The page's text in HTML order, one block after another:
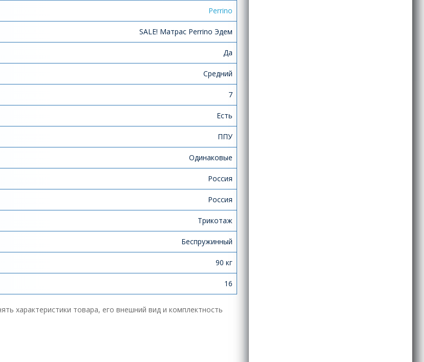
Perrino
SALE! Матрас Perrino Эдем
Да
Средний
7
Есть
ППУ
Одинаковые
Россия
Россия
Трикотаж
Беспружинный
90 кг
16
характеристики товара, его внешний вид и комплектность